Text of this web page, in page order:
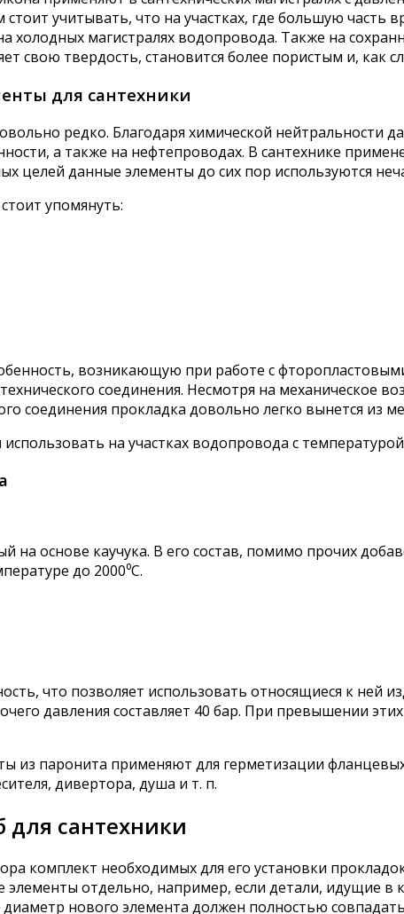
стоит учитывать, что на участках, где большую часть
холодных магистралях водопровода. Также на
свою твердость, становится более пористым и, как
для сантехники
редко. Благодаря химической нейтральности
а также на нефтепроводах. В сантехнике
целей данные элементы до сих пор используются
упомянуть:
возникающую при работе с
соединения. Несмотря на механическое
соединения прокладка довольно легко вынется из
на участках водопровода с
на основе каучука. В его состав, помимо прочих
до 2000⁰С.
что позволяет использовать относящиеся к ней
давления составляет 40 бар. При превышении
из паронита применяют для герметизации
дивертора, душа и т. п.
сантехники
комплект необходимых для его установки
отдельно, например, если детали, идущие в
нового элемента должен полностью